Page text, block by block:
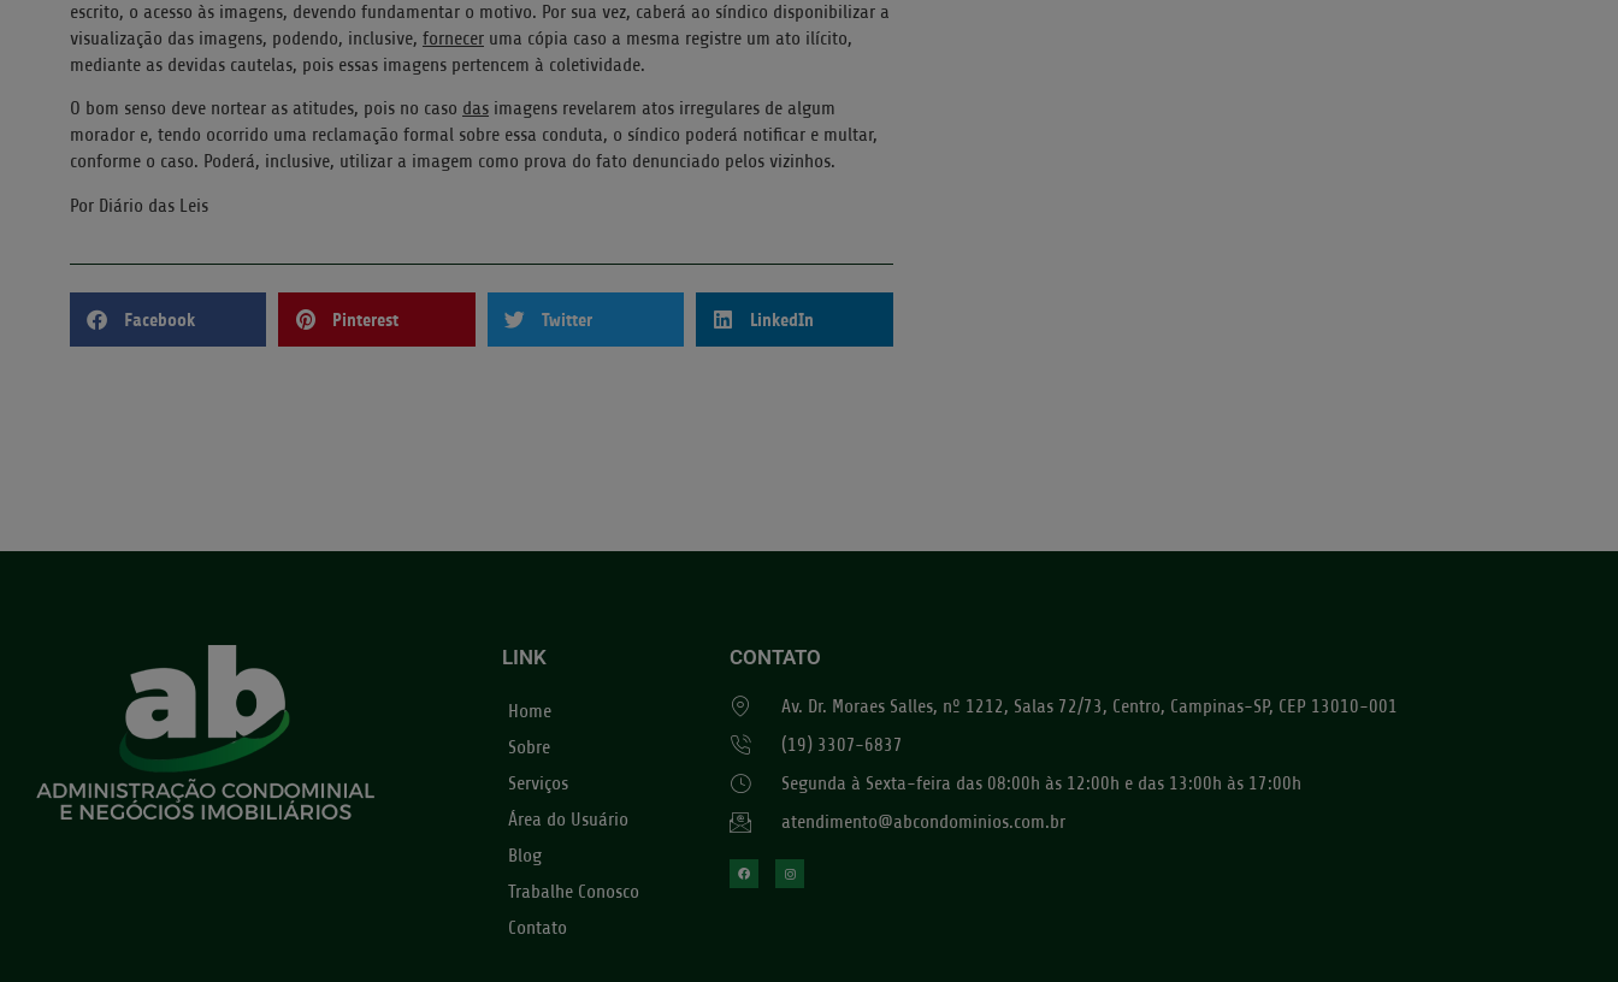
escrito, o acesso às imagens, devendo fundamentar o motivo. Por sua vez, caberá ao síndico disponibilizar a
visualização das imagens, podendo, inclusive, fornecer uma cópia caso a mesma registre um ato ilícito,
mediante as devidas cautelas, pois essas imagens pertencem à coletividade.
O bom senso deve nortear as atitudes, pois no caso das imagens revelarem atos irregulares de algum
morador e, tendo ocorrido uma reclamação formal sobre essa conduta, o síndico poderá notificar e multar,
conforme o caso. Poderá, inclusive, utilizar a imagem como prova do fato denunciado pelos vizinhos.
Por Diário das Leis
Facebook Pinterest Twitter LinkedIn
LINK
Home
Sobre
Serviços
Área do Usuário
Blog
Trabalhe Conosco
Contato
CONTATO
Av. Dr. Moraes Salles, nº 1212, Salas 72/73, Centro, Campinas-SP, CEP 13010-001
(19) 3307-6837
Segunda à Sexta-feira das 08:00h às 12:00h e das 13:00h às 17:00h
atendimento@abcondominios.com.br